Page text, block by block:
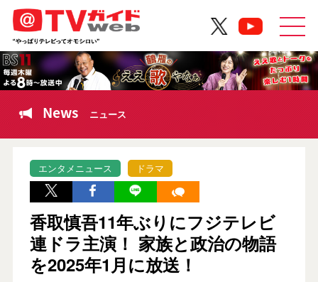
News ニュース
エンタメニュース ドラマ
香取慎吾11年ぶりにフジテレビ
連ドラ主演！ 家族と政治の物語
を2025年1月に放送！